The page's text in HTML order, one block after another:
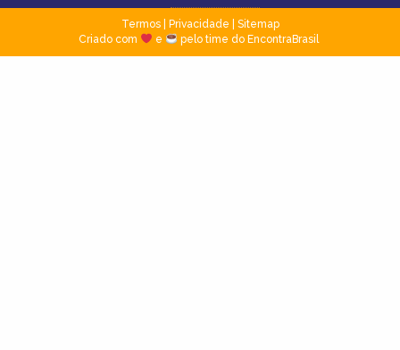
Termos| Privacidade
Sitemap
Criado com
e pelo time do EncontraBrasil